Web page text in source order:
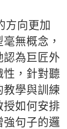
方向更加
無概念，
認為巨匠外
性，針對聽
教學與訓練
授如何安排
強句子的邏